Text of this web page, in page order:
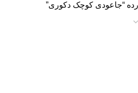
“جاعودی کوچک دکوری”